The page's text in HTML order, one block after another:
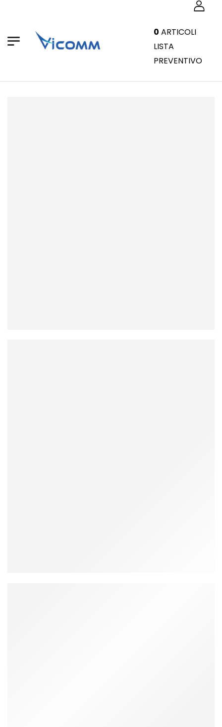
0 ARTICOLI
LISTA
PREVENTIVO